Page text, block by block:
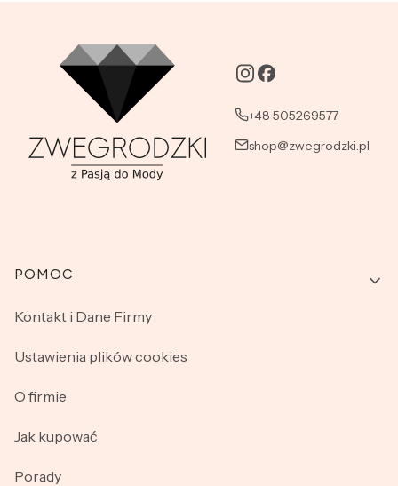
+48 505269577
shop@zwegrodzki.pl
Linki w stopce
POMOC
Kontakt i Dane Firmy
Ustawienia plików cookies
O firmie
Jak kupować
Porady